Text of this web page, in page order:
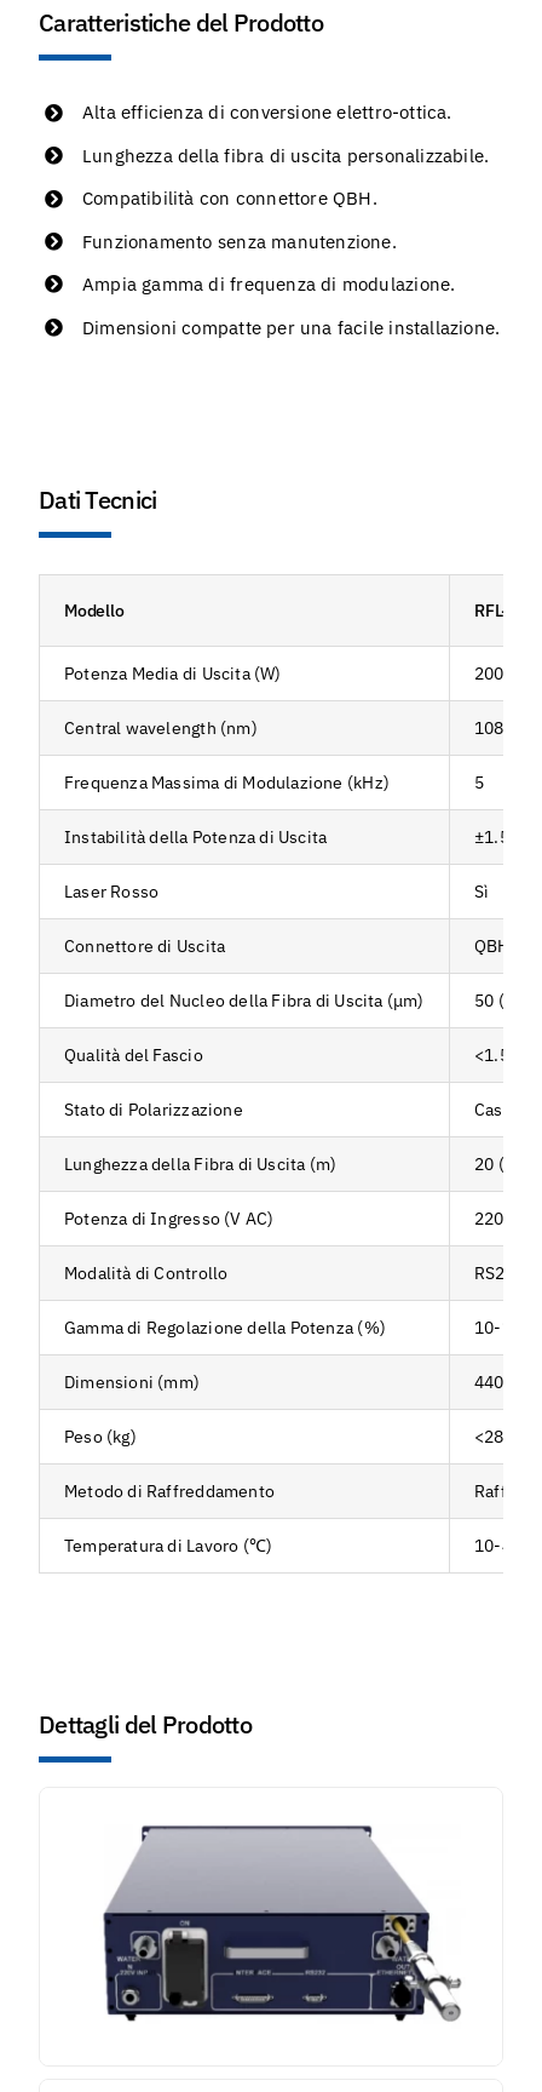
Caratteristiche del Prodotto
Alta efficienza di conversione elettro-ottica.
Lunghezza della fibra di uscita personalizzabile.
Compatibilità con connettore QBH.
Funzionamento senza manutenzione.
Ampia gamma di frequenza di modulazione.
Dimensioni compatte per una facile installazione.
Dati Tecnici
Modello RFL-
Potenza Media di Uscita (W) 2000
Central wavelength (nm) 1080±5
Frequenza Massima di Modulazione (kHz) 5
Instabilità della Potenza di Uscita ±1.5%
Laser Rosso Sì
Connettore di Uscita QBH
Diametro del Nucleo della Fibra di Uscita (μm) 50
Qualità del Fascio <1.5
Stato di Polarizzazione Casuale
Lunghezza della Fibra di Uscita (m) 20
Potenza di Ingresso (V AC)
Modalità di Controllo RS232,
Gamma di Regolazione della Potenza (%) 10-100
Dimensioni (mm)
Peso (kg) <28
Metodo di Raffreddamento
Temperatura di Lavoro (℃) 10-40
Dettagli del Prodotto